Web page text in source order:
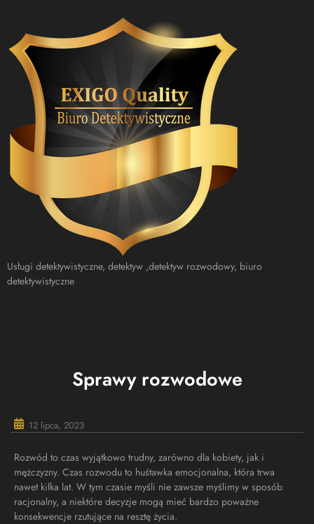
Usługi detektywistyczne, detektyw ,detektyw rozwodowy, biuro
detektywistyczne
Sprawy rozwodowe
12 lipca, 2023
Rozwód to czas wyjątkowo trudny, zarówno dla kobiety, jak i
mężczyzny. Czas rozwodu to huśtawka emocjonalna, która trwa
nawet kilka lat. W tym czasie myśli nie zawsze myślimy w sposób
racjonalny, a niektóre decyzje mogą mieć bardzo poważne
konsekwencje rzutujące na resztę życia.